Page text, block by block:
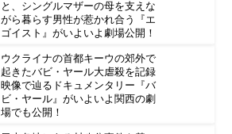
と、シングルマザーの母を支えな
がら暮らす男性が惹かれ合う『エ
ゴイスト』がいよいよ劇場公開！
ウクライナの首都キーウの郊外で
起きたバビ・ヤール大虐殺を記録
映像で辿るドキュメンタリー『バ
ビ・ヤール』がいよいよ関西の劇
場でも公開！